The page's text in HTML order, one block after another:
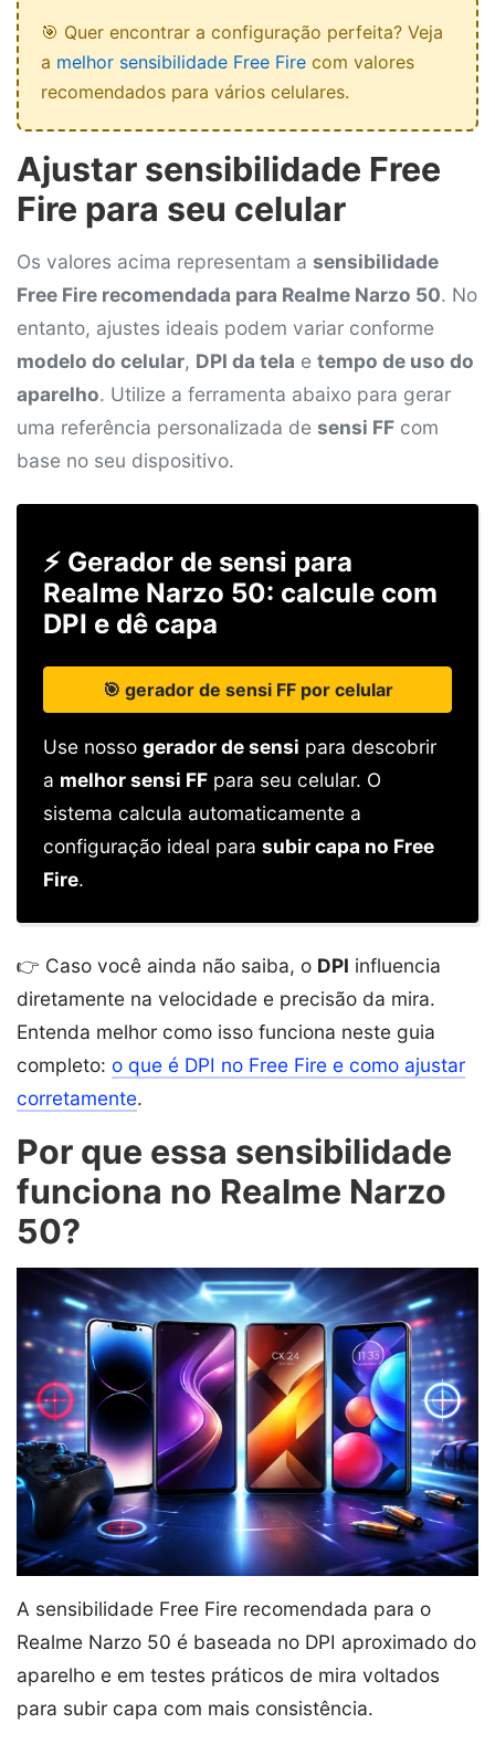
🎯 Quer encontrar a configuração perfeita? Veja
a melhor sensibilidade Free Fire com valores
recomendados para vários celulares.
Ajustar sensibilidade Free
Fire para seu celular
Os valores acima representam a sensibilidade
Free Fire recomendada para Realme Narzo 50. No
entanto, ajustes ideais podem variar conforme
modelo do celular, DPI da tela e tempo de uso do
aparelho. Utilize a ferramenta abaixo para gerar
uma referência personalizada de sensi FF com
base no seu dispositivo.
⚡ Gerador de sensi para
Realme Narzo 50: calcule com
DPI e dê capa
🎯 gerador de sensi FF por celular
Use nosso gerador de sensi para descobrir
a melhor sensi FF para seu celular. O
sistema calcula automaticamente a
configuração ideal para subir capa no Free
Fire.
👉 Caso você ainda não saiba, o DPI influencia
diretamente na velocidade e precisão da mira.
Entenda melhor como isso funciona neste guia
completo: o que é DPI no Free Fire e como ajustar
corretamente.
Por que essa sensibilidade
funciona no Realme Narzo
50?
A sensibilidade Free Fire recomendada para o
Realme Narzo 50 é baseada no DPI aproximado do
aparelho e em testes práticos de mira voltados
para subir capa com mais consistência.